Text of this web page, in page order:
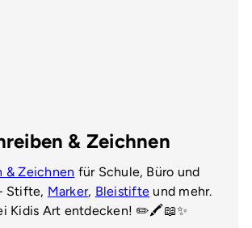
& Zeichnen
& Zeichnen für Schule, Büro und
Stifte, Marker, Bleistifte und mehr.
Kidis Art entdecken! ✏️🖍️📖✨